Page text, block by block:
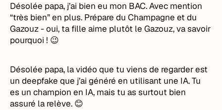
Désolée papa, j’ai bien eu mon BAC. Avec mention
“très bien” en plus. Prépare du Champagne et du
Gazouz - oui, ta fille aime plutôt le Gazouz, va savoir
pourquoi ! 😉
Désolée papa, la vidéo que tu viens de regarder est
un deepfake que j’ai généré en utilisant une IA. Tu
es un champion en IA, mais tu as surtout bien
assuré la relève. 😊